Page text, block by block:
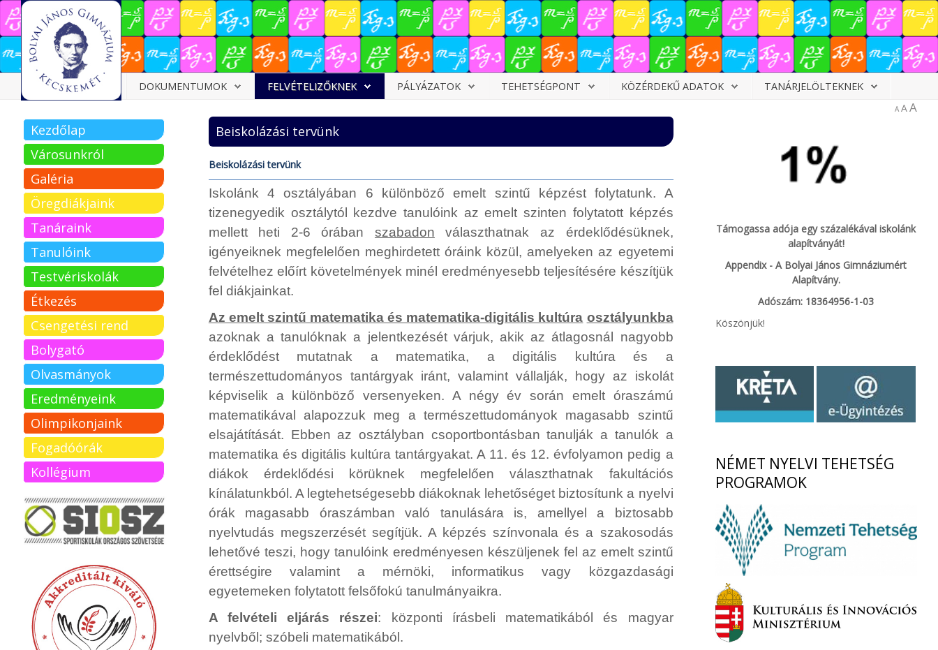
Dokumentumok
Felvételizőknek
Pályázatok
Tehetségpont
Közérdekű
adatok
Tanárjelölteknek
DOKUMENTUMOK FELVÉTELIZŐKNEK PÁLYÁZATOK TEHETSÉGPONT KÖZÉRDEKŰ ADATOK TANÁRJELÖLTEKNEK
A AA
Beiskolázási tervünk
Beiskolázási tervünk
Iskolánk 4 osztályában 6 különböző emelt szintű képzést folytatunk. A
tizenegyedik osztálytól kezdve tanulóink az emelt szinten folytatott képzés
mellett heti 2-6 órában szabadon választhatnak az érdeklődésüknek,
igényeiknek megfelelően meghirdetett óráink közül, amelyeken az egyetemi
felvételhez előírt követelmények minél eredményesebb teljesítésére készítjük
fel diákjainkat.
Az emelt szintű matematika és matematika-digitális kultúra osztályunkba
azoknak a tanulóknak a jelentkezését várjuk, akik az átlagosnál nagyobb
érdeklődést mutatnak a matematika, a digitális kultúra és a
természettudományos tantárgyak iránt, valamint vállalják, hogy az iskolát
képviselik a különböző versenyeken. A négy év során emelt óraszámú
matematikával alapozzuk meg a természettudományok magasabb szintű
elsajátítását. Ebben az osztályban csoportbontásban tanulják a tanulók a
matematika és digitális kultúra tantárgyakat. A 11. és 12. évfolyamon pedig a
diákok érdeklődési körüknek megfelelően választhatnak fakultációs
kínálatunkból. A legtehetségesebb diákoknak lehetőséget biztosítunk a nyelvi
órák magasabb óraszámban való tanulására is, amellyel a biztosabb
nyelvtudás megszerzését segítjük. A képzés színvonala és a szakosodás
lehetővé teszi, hogy tanulóink eredményesen készüljenek fel az emelt szintű
érettségire valamint a mérnöki, informatikus vagy közgazdasági
egyetemeken folytatott felsőfokú tanulmányaikra.
A felvételi eljárás részei: központi írásbeli matematikából és magyar
nyelvből; szóbeli matematikából.
Kezdőlap
Városunkról
Galéria
Öregdiákjaink
Tanáraink
Tanulóink
Testvériskolák
Étkezés
Csengetési rend
Bolygató
Olvasmányok
Eredményeink
Olimpikonjaink
Fogadóórák
Kollégium
Támogassa adója egy százalékával iskolánk
alapítványát!
Appendix - A Bolyai János Gimnáziumért
Alapítvány.
Adószám: 18364956-1-03
Köszönjük!
NÉMET NYELVI TEHETSÉG
PROGRAMOK